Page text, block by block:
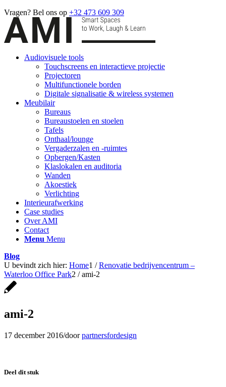
Vragen? Bel ons op +32 473 609 309
Audiovisuele tools
Touchscreens en interactieve projectie
Projectoren
Multifunctionele borden
Digitale signalisatie & wireless systemen
Meubilair
Bureaus
Bureaustoelen en stoelen
Tafels
Onthaal/lounge
Vergaderzalen en -ruimtes
Opbergen/Kasten
Klaslokalen en auditoria
Wanden
Akoestiek
Verlichting
Interieurafwerking
Case studies
Over AMI
Contact
Menu Menu
Blog
U bevindt zich hier: Home1 / Renovatie bedrijvencentrum –
Waterloo Office Park2 / ami-2
ami-2
17 december 2016/doorpartnersfordesign
Deel dit stuk